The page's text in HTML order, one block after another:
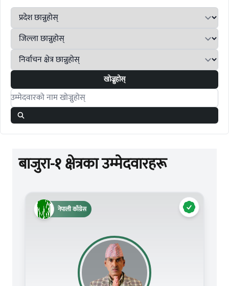
खोज्नुहोस्
Search candidates
बाजुरा-१ क्षेत्रका उम्मेदवारहरू
नेपाली काँग्रेस